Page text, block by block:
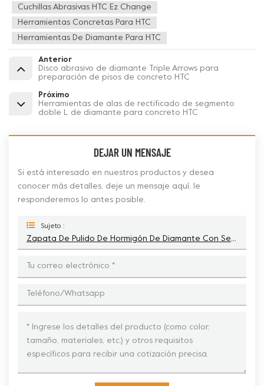
Cuchillas Abrasivas HTC Ez Change
Herramientas Concretas Para HTC
Herramientas De Diamante Para HTC
Anterior
Disco abrasivo de diamante Triple Arrows para
preparación de pisos de concreto HTC
Próximo
Herramientas de alas de rectificado de segmento
doble L de diamante para concreto HTC
DEJAR UN MENSAJE
Si está interesado en nuestros productos y desea
conocer más detalles, deje un mensaje aquí, le
responderemos lo antes posible.
Sujeto :
Zapata De Pulido De Hormigón De Diamante Con Segmento Doble T Para HTC